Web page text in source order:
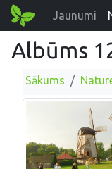
Jaunumi
Albūms
Sākums